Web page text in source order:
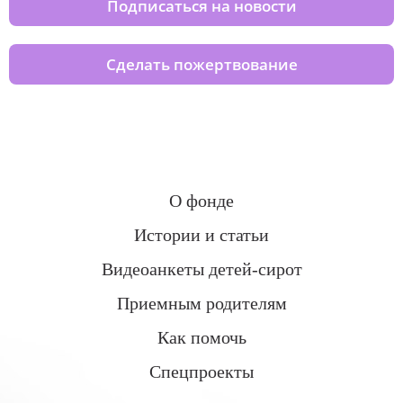
Подписаться на новости
Сделать пожертвование
О фонде
Истории и статьи
Видеоанкеты детей-сирот
Приемным родителям
Как помочь
Спецпроекты